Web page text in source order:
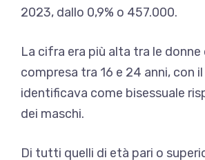
2023, dallo 0,9% o 457.000.
La cifra era più alta tra le donne
compresa tra 16 e 24 anni, con il
identificava come bisessuale
dei maschi.
Di tutti quelli di età pari o